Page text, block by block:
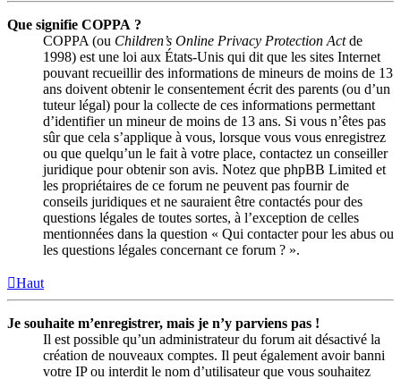
Que signifie COPPA ?
COPPA (ou Children’s Online Privacy Protection Actde
1998) est une loi aux États-Unis qui dit que les sites Internet
pouvant recueillir des informations de mineurs de moins de 13
ans doivent obtenir le consentement écrit des parents (ou d’un
tuteur légal) pour la collecte de ces informations permettant
d’identifier un mineur de moins de 13 ans. Si vous n’êtes pas
sûr que cela s’applique à vous, lorsque vous vous enregistrez
ou que quelqu’un le fait à votre place, contactez un conseiller
juridique pour obtenir son avis. Notez que phpBB Limited et
les propriétaires de ce forum ne peuvent pas fournir de
conseils juridiques et ne sauraient être contactés pour des
questions légales de toutes sortes, à l’exception de celles
mentionnées dans la question « Qui contacter pour les abus ou
les questions légales concernant ce forum ? ».
Haut
Je souhaite m’enregistrer, mais je n’y parviens pas !
Il est possible qu’un administrateur du forum ait désactivé la
création de nouveaux comptes. Il peut également avoir banni
votre IP ou interdit le nom d’utilisateur que vous souhaitez